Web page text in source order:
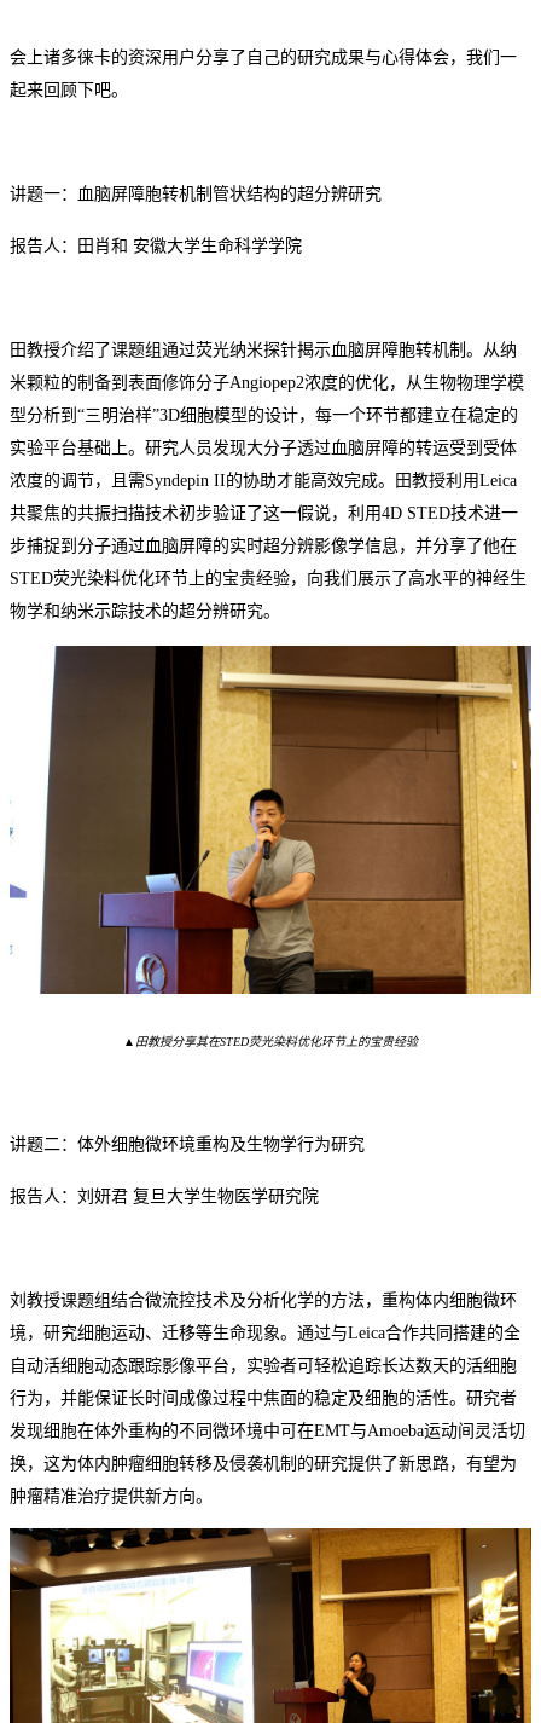
会上诸多徕卡的资深用户分享了自己的研究成果与心得体会，我们一
起来回顾下吧。
讲题一：血脑屏障胞转机制管状结构的超分辨研究
报告人：田肖和 安徽大学生命科学学院
田教授介绍了课题组通过荧光纳米探针揭示血脑屏障胞转机制。从纳
米颗粒的制备到表面修饰分子Angiopep2浓度的优化，从生物物理学模
型分析到“三明治样”3D细胞模型的设计，每一个环节都建立在稳定的
实验平台基础上。 研究人员发现大分子透过血脑屏障的转运受到受体
浓度的调节，且需Syndepin II的协助才能高效完成。田教授利用Leica
共聚焦的共振扫描技术初步验证了这一假说，利用4D STED技术进一
步捕捉到分子通过血脑屏障的实时超分辨影像学信息 ，并分享了他在
STED荧光染料优化环节上的宝贵经验，向我们展示了高水平的神经生
物学和纳米示踪技术的超分辨研究。
▲田教授分享其在STED荧光染料优化环节上的宝贵经验
讲题二： 体外细胞微环境重构及生物学行为研究
报告人： 刘妍君 复旦大学生物医学研究院
刘 教授课题组结合微流控技术及分析化学的方法，重构体内细胞微环
境，研究细胞运动、迁移等生命现象。通过与Leica合作共同搭建的全
自动活细胞动态跟踪影像平台，实验者可轻松追踪长达数天的活细胞
行为，并能保证长时间成像过程中焦面的稳定及细胞的活性。研究者
发现细胞在体外重构的不同微环境中可在EMT与Amoeba运动间灵活切
换，这为体内肿瘤细胞转移及侵袭机制的研究提供了新思路，有望为
肿瘤精准治疗提供新方向。